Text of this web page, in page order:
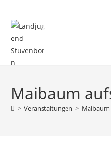
Inhalt
springen
Maibaum
> Veranstaltungen > Maibaum